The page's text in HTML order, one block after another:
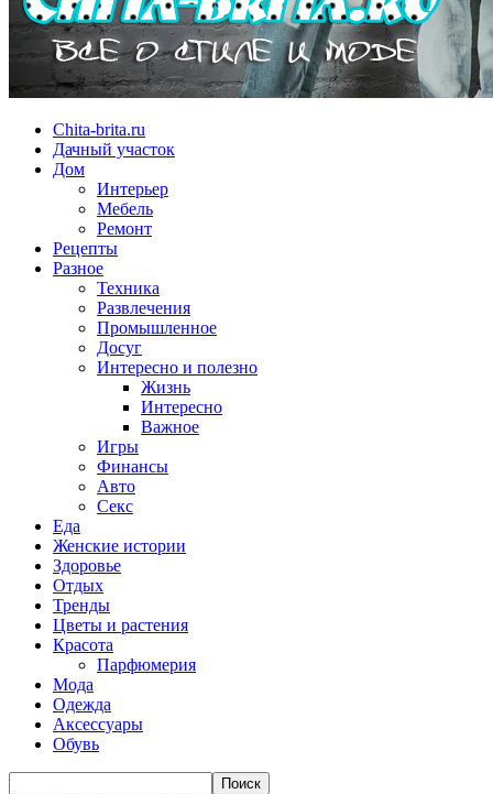
Chita-brita.ru
Дачный участок
Дом
Интерьер
Мебель
Ремонт
Рецепты
Разное
Техника
Развлечения
Промышленное
Досуг
Интересно и полезно
Жизнь
Интересно
Важное
Игры
Финансы
Авто
Секс
Еда
Женские истории
Здоровье
Отдых
Тренды
Цветы и растения
Красота
Парфюмерия
Мода
Одежда
Аксессуары
Обувь